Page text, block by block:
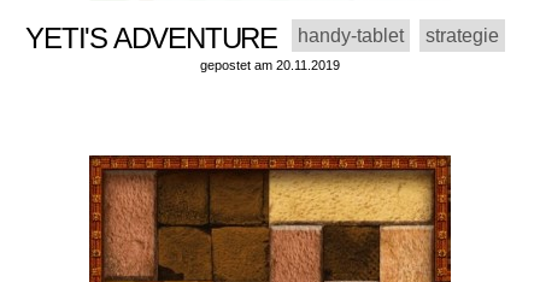
YETI'S ADVENTURE handy-tablet strategie
gepostet am 20.11.2019